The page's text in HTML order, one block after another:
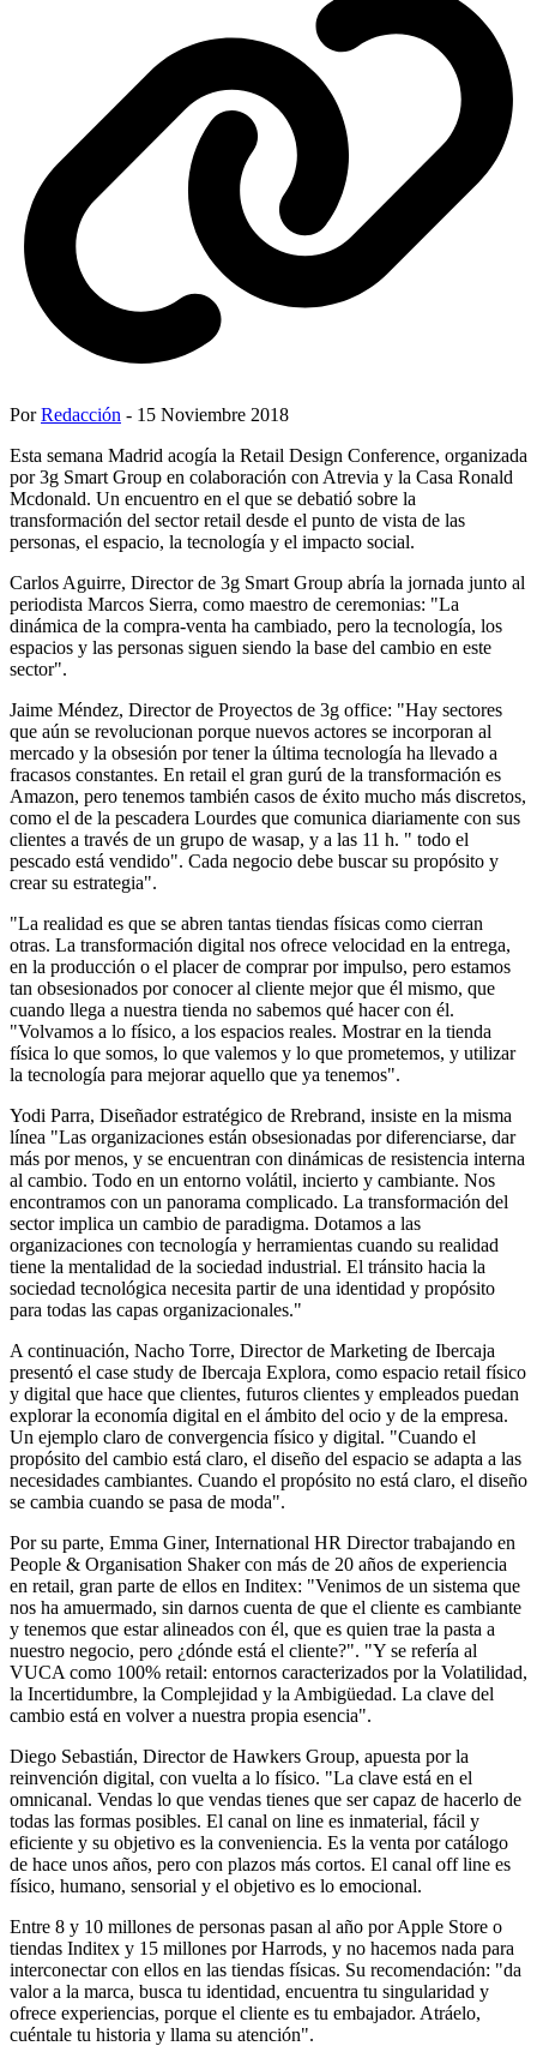
PorRedacción - 15 Noviembre 2018
Esta semana Madrid acogía la Retail Design Conference, organizada
por 3g Smart Group en colaboración con Atrevia y la Casa Ronald
Mcdonald. Un encuentro en el que se debatió sobre la
transformación del sector retail desde el punto de vista de las
personas, el espacio, la tecnología y el impacto social.
Carlos Aguirre, Director de 3g Smart Group abría la jornada junto al
periodista Marcos Sierra, como maestro de ceremonias: "La
dinámica de la compra-venta ha cambiado, pero la tecnología, los
espacios y las personas siguen siendo la base del cambio en este
sector".
Jaime Méndez, Director de Proyectos de 3g office: "Hay sectores
que aún se revolucionan porque nuevos actores se incorporan al
mercado y la obsesión por tener la última tecnología ha llevado a
fracasos constantes. En retail el gran gurú de la transformación es
Amazon, pero tenemos también casos de éxito mucho más discretos,
como el de la pescadera Lourdes que comunica diariamente con sus
clientes a través de un grupo de wasap, y a las 11 h. " todo el
pescado está vendido". Cada negocio debe buscar su propósito y
crear su estrategia".
"La realidad es que se abren tantas tiendas físicas como cierran
otras. La transformación digital nos ofrece velocidad en la entrega,
en la producción o el placer de comprar por impulso, pero estamos
tan obsesionados por conocer al cliente mejor que él mismo, que
cuando llega a nuestra tienda no sabemos qué hacer con él.
"Volvamos a lo físico, a los espacios reales. Mostrar en la tienda
física lo que somos, lo que valemos y lo que prometemos, y utilizar
la tecnología para mejorar aquello que ya tenemos".
Yodi Parra, Diseñador estratégico de Rrebrand, insiste en la misma
línea "Las organizaciones están obsesionadas por diferenciarse, dar
más por menos, y se encuentran con dinámicas de resistencia interna
al cambio. Todo en un entorno volátil, incierto y cambiante. Nos
encontramos con un panorama complicado. La transformación del
sector implica un cambio de paradigma. Dotamos a las
organizaciones con tecnología y herramientas cuando su realidad
tiene la mentalidad de la sociedad industrial. El tránsito hacia la
sociedad tecnológica necesita partir de una identidad y propósito
para todas las capas organizacionales."
A continuación, Nacho Torre, Director de Marketing de Ibercaja
presentó el case study de Ibercaja Explora, como espacio retail físico
y digital que hace que clientes, futuros clientes y empleados puedan
explorar la economía digital en el ámbito del ocio y de la empresa.
Un ejemplo claro de convergencia físico y digital. "Cuando el
propósito del cambio está claro, el diseño del espacio se adapta a las
necesidades cambiantes. Cuando el propósito no está claro, el diseño
se cambia cuando se pasa de moda".
Por su parte, Emma Giner, International HR Director trabajando en
People & Organisation Shaker con más de 20 años de experiencia
en retail, gran parte de ellos en Inditex: "Venimos de un sistema que
nos ha amuermado, sin darnos cuenta de que el cliente es cambiante
y tenemos que estar alineados con él, que es quien trae la pasta a
nuestro negocio, pero ¿dónde está el cliente?". "Y se refería al
VUCA como 100% retail: entornos caracterizados por la Volatilidad,
la Incertidumbre, la Complejidad y la Ambigüedad. La clave del
cambio está en volver a nuestra propia esencia".
Diego Sebastián, Director de Hawkers Group, apuesta por la
reinvención digital, con vuelta a lo físico. "La clave está en el
omnicanal. Vendas lo que vendas tienes que ser capaz de hacerlo de
todas las formas posibles. El canal on line es inmaterial, fácil y
eficiente y su objetivo es la conveniencia. Es la venta por catálogo
de hace unos años, pero con plazos más cortos. El canal off line es
físico, humano, sensorial y el objetivo es lo emocional.
Entre 8 y 10 millones de personas pasan al año por Apple Store o
tiendas Inditex y 15 millones por Harrods, y no hacemos nada para
interconectar con ellos en las tiendas físicas. Su recomendación: "da
valor a la marca, busca tu identidad, encuentra tu singularidad y
ofrece experiencias, porque el cliente es tu embajador. Atráelo,
cuéntale tu historia y llama su atención".